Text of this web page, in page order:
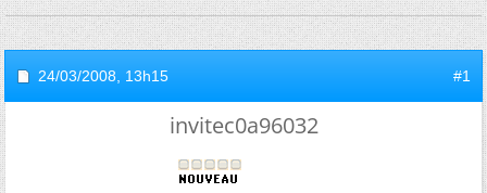
24/03/2008, 13h15 #1
invitec0a96032